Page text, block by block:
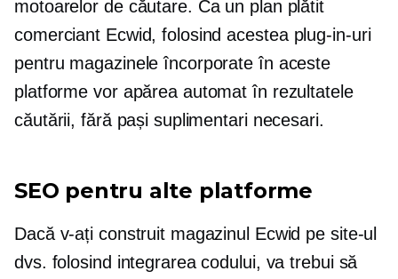
motoarelor de căutare. Ca un plan plătit
comerciant Ecwid, folosind acestea plug-in-uri
pentru magazinele încorporate în aceste
platforme vor apărea automat în rezultatele
căutării, fără pași suplimentari necesari.
SEO pentru alte platforme
Dacă v-ați construit magazinul Ecwid pe site-ul
dvs. folosind integrarea codului, va trebui să